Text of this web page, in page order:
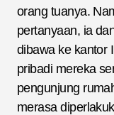
orang tuanya.
pertanyaan, ia
dibawa ke kantor
pribadi mereka
pengunjung
merasa